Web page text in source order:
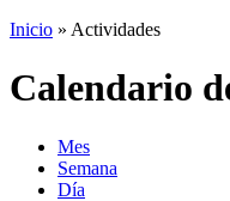
Inicio » Actividades
Calendario
Mes
Semana
Día